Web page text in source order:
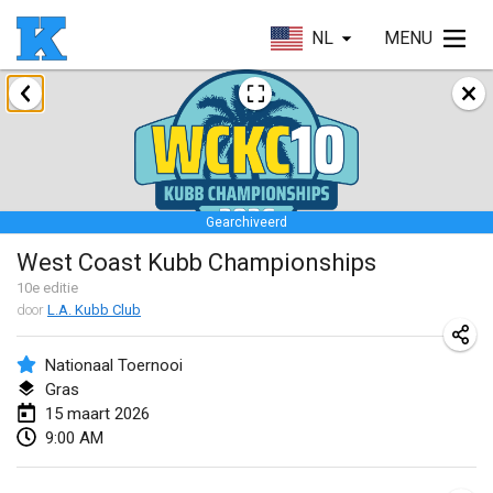
NL MENU
Gearchiveerd
West Coast Kubb Championships
10e editie
door L.A. Kubb Club
Nationaal Toernooi
Gras
15 maart 2026
9:00 AM
januari 2026
Skuffle for the Shovel
17 jan. 2026 |Verenigde Staten
Skuffle for the Shovel
17 jan. 2026|Verenigde Staten
Winterkubb
25 jan. 2026|België
maart 2026
Winter Kubb Mött
1 mrt. 2026|Duitsland